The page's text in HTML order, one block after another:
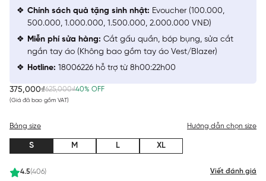
375,000₫625,000₫40% OFF
(Giá đã bao gồm VAT)
4.5(406) Viết đánh giá
Bảng size Hướng dẫn chọn size
S M L XL
Chính sách quà tặng sinh nhật: Evoucher (100.000,
500.000, 1.000.000, 1.500.000, 2.000.000 VNĐ)
Miễn phí sửa hàng: Cắt gấu quần, bóp bụng, sửa cắt
ngắn tay áo (Không bao gồm tay áo Vest/Blazer)
Hotline: 18006226 hỗ trợ từ 8h00:22h00